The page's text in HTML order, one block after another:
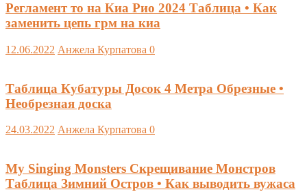
Регламент то на Киа Рио 2024 Таблица • Как
заменить цепь грм на киа
12.06.2022 Анжела Курпатова 0
Таблица Кубатуры Досок 4 Метра Обрезные •
Необрезная доска
24.03.2022 Анжела Курпатова 0
My Singing Monsters Скрещивание Монстров
Таблица Зимний Остров • Как выводить вужаса